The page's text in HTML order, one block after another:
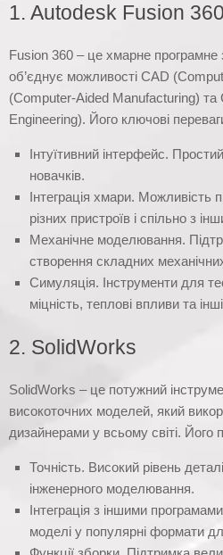
1. Autodesk Fusion 360
Fusion 360 – це хмарне програмне
об’єднує можливості CAD
(Computer-Aided Manufacturing)
Engineering). Його ключові
Інтуїтивний інтерфейс.
новачків.
Інтеграція хмари. Можливість
різних пристроїв і спільно з
Механічне моделювання.
створення складних
Симуляція. Інструменти для
міцність, теплові впливи та
2. SolidWorks
SolidWorks – це потужний
високоточних моделей, який
дизайнерами у всьому світі. Його
Точність. Високий рівень
інженерного моделювання.
Інтеграція з іншими
моделі у популярні формати